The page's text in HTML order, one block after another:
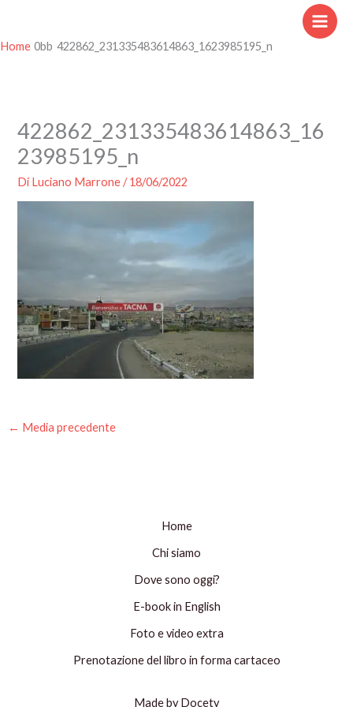
contenuto
Home 422862_231335483614863_1623985195_n
422862_231335483614863_16
23985195_n
Di Luciano Marrone/18/06/2022
← Media precedente
Home
Chi siamo
Dove sono oggi?
E-book in English
Foto e video extra
Prenotazione del libro in forma cartaceo
Made by Docety